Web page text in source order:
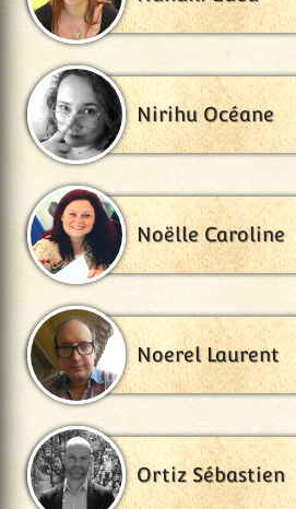
Nirihu Océane
Noëlle Caroline
Noerel Laurent
Ortiz Sébastien